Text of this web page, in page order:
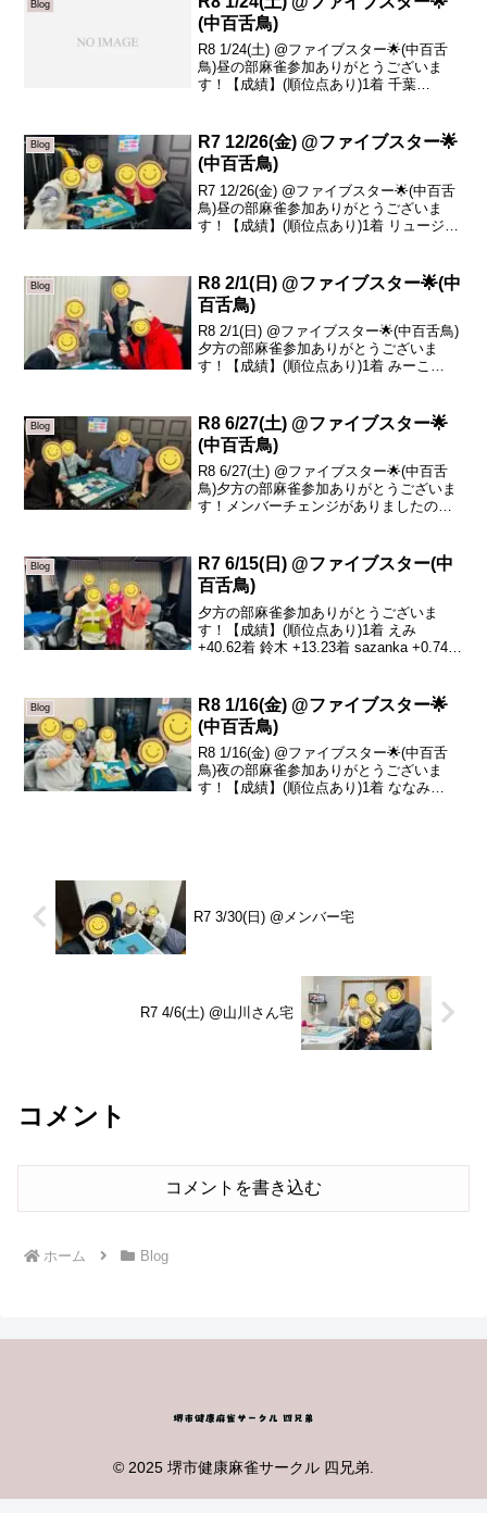
Blog
(中百舌鳥)
R8 1/24(土) @ファイブスター🌟(中百舌
鳥)昼の部麻雀参加ありがとうございま
す！【成績】(順位点あり)1着 千葉
です！おめでと...
Blog
R7 12/26(金) @ファイブスター🌟
(中百舌鳥)
R7 12/26(金) @ファイブスター🌟(中百舌
鳥)昼の部麻雀参加ありがとうございま
す！【成績】(順位点あり)1着 リュージュ
は...
Blog
R8 2/1(日) @ファイブスター🌟(中
百舌鳥)
R8 2/1(日) @ファイブスター🌟(中百舌鳥)
夕方の部麻雀参加ありがとうございま
す！【成績】(順位点あり)1着 みーこ
ップはみ...
Blog
R8 6/27(土) @ファイブスター🌟
(中百舌鳥)
R8 6/27(土) @ファイブスター🌟(中百舌
鳥)夕方の部麻雀参加ありがとうございま
す！メンバーチェンジがありましたので
着 sazanka -9...
Blog
R7 6/15(日) @ファイブスター(中
百舌鳥)
夕方の部麻雀参加ありがとうございま
す！【成績】(順位点あり)1着 えみ
+40.62着 鈴木 +13.23着 sazanka +0.74着
取ったあと失点を防い...
Blog
R8 1/16(金) @ファイブスター🌟
(中百舌鳥)
R8 1/16(金) @ファイブスター🌟(中百舌
鳥)夜の部麻雀参加ありがとうございま
す！【成績】(順位点あり)1着 ななみ
R7 3/30(日) @メンバー宅
R7 4/6(土) @山川さん宅
コメント
コメントを書き込む
ホーム Blog
© 2025 堺市健康麻雀サークル 四兄弟.